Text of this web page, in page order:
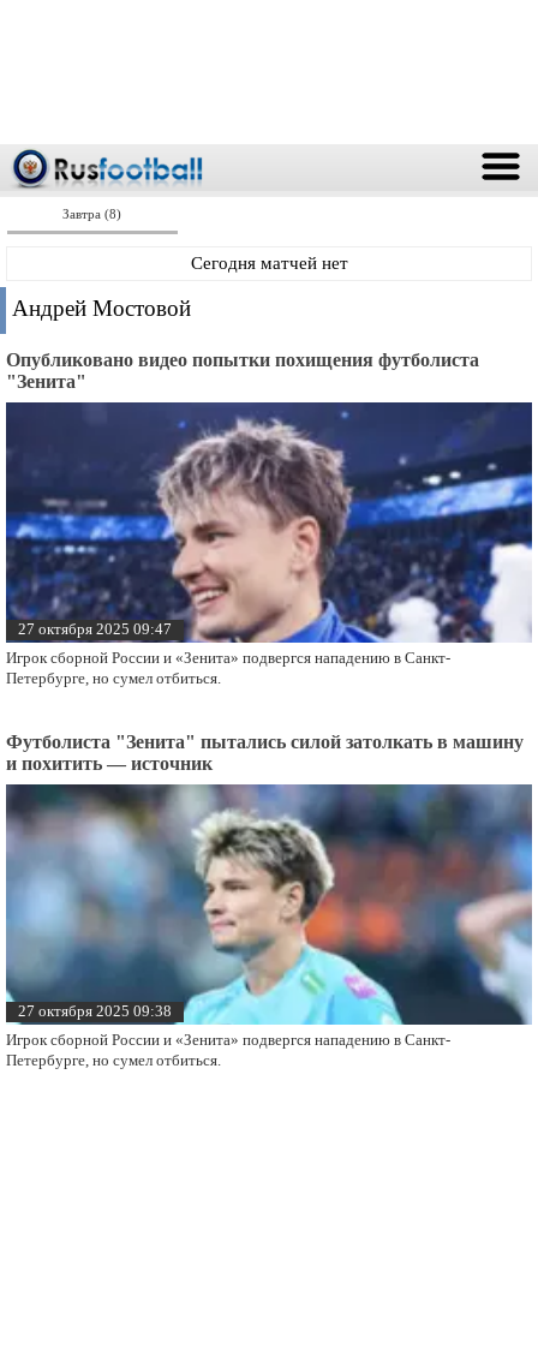
Завтра (8)
Сегодня матчей нет
Андрей Мостовой
Опубликовано видео попытки похищения футболиста
"Зенита"
27 октября 2025 09:47
Игрок сборной России и «Зенита» подвергся нападению в Санкт-
Петербурге, но сумел отбиться.
Футболиста "Зенита" пытались силой затолкать в машину
и похитить — источник
27 октября 2025 09:38
Игрок сборной России и «Зенита» подвергся нападению в Санкт-
Петербурге, но сумел отбиться.